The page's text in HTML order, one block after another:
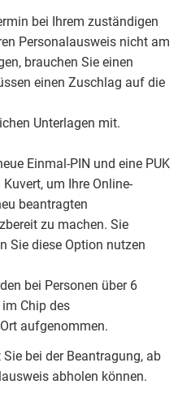
bei Ihrem zuständigen
Personalausweis nicht am
brauchen Sie einen
einen Zuschlag auf die
Unterlagen mit.
Einmal-PIN und eine PUK
um Ihre Online-
beantragten
zu machen. Sie
Sie diese Option nutzen
bei Personen über 6
Chip des
aufgenommen.
bei der Beantragung, ab
abholen können.